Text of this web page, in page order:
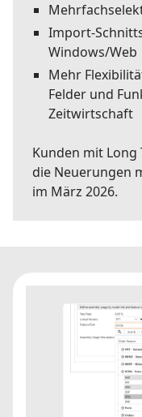
Import-
Windows/Web
Mehr
Felder und
Zeitwirtschaft
Kunden mit Long
die Neuerungen
im März 2026.